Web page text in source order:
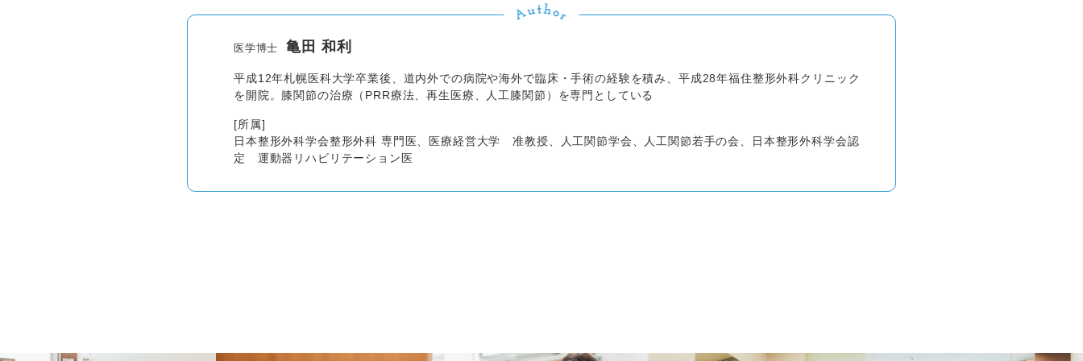
医学博士 亀田 和利
平成12年札幌医科大学卒業後、道内外での病院や海外で臨床・手術の経験を積み、平成28年福住整形外科クリニック
を開院。膝関節の治療（PRR療法、再生医療、人工膝関節）を専門としている
[所属]
日本整形外科学会整形外科 専門医、医療経営大学 准教授、人工関節学会、人工関節若手の会、日本整形外科学会認
定 運動器リハビリテーション医